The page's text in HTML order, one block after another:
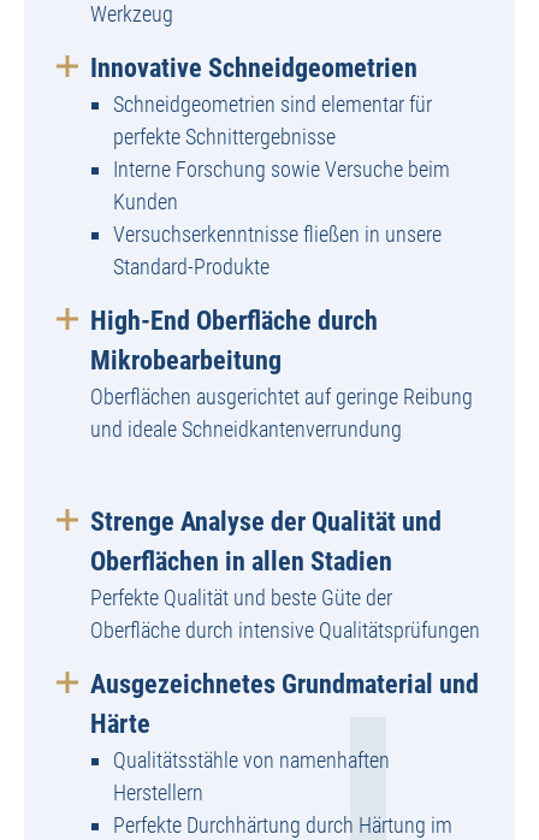
Werkzeug
Innovative Schneidgeometrien
Schneidgeometrien sind elementar für
perfekte Schnittergebnisse
Interne Forschung sowie Versuche beim
Kunden
Versuchserkenntnisse fließen in unsere
Standard-Produkte
High-End Oberfläche durch
Mikrobearbeitung
Oberflächen ausgerichtet auf geringe Reibung
und ideale Schneidkantenverrundung
Strenge Analyse der Qualität und
Oberflächen in allen Stadien
Perfekte Qualität und beste Güte der
Oberfläche durch intensive Qualitätsprüfungen
Ausgezeichnetes Grundmaterial und
Härte
Qualitätsstähle von namenhaften
Herstellern
Perfekte Durchhärtung durch Härtung im